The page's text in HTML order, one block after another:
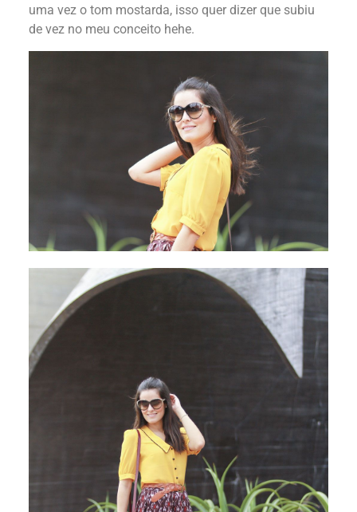
uma vez o tom mostarda, isso quer dizer que subiu
de vez no meu conceito hehe.